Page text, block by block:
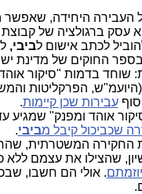
העבירה היחידה, שאפשר
עסק ברגולציה של
לכתב אישום לביבי,
החוקים של מדינת
שוחד בדמות "סיקור
(היועמ"ש, הפרקליטות
סוףעבירות שכן קיימות.
אוהד ומפנק"
שכביכול קיבל מביבי.
המשטרתית,
שהצילו את עצמם ללא
. אולי הם חשבו,